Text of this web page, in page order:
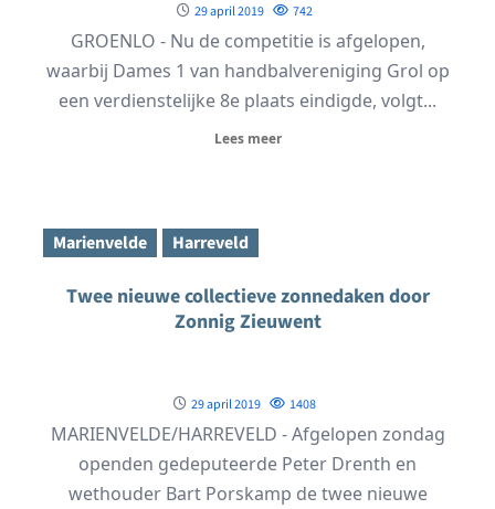
29 april 2019 742
GROENLO - Nu de competitie is afgelopen,
waarbij Dames 1 van handbalvereniging Grol op
een verdienstelijke 8e plaats eindigde, volgt...
Lees meer
Marienvelde Harreveld
Twee nieuwe collectieve zonnedaken door
Zonnig Zieuwent
29 april 2019 1408
MARIENVELDE/HARREVELD - Afgelopen zondag
openden gedeputeerde Peter Drenth en
wethouder Bart Porskamp de twee nieuwe